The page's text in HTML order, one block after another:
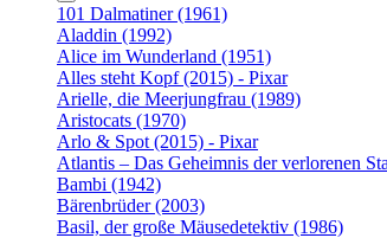
101 Dalmatiner (1961)
Aladdin (1992)
Alice im Wunderland (1951)
Alles steht Kopf (2015) - Pixar
Arielle, die Meerjungfrau (1989)
Aristocats (1970)
Arlo & Spot (2015) - Pixar
Atlantis – Das Geheimnis der verlorenen
Bambi (1942)
Bärenbrüder (2003)
Basil, der große Mäusedetektiv (1986)